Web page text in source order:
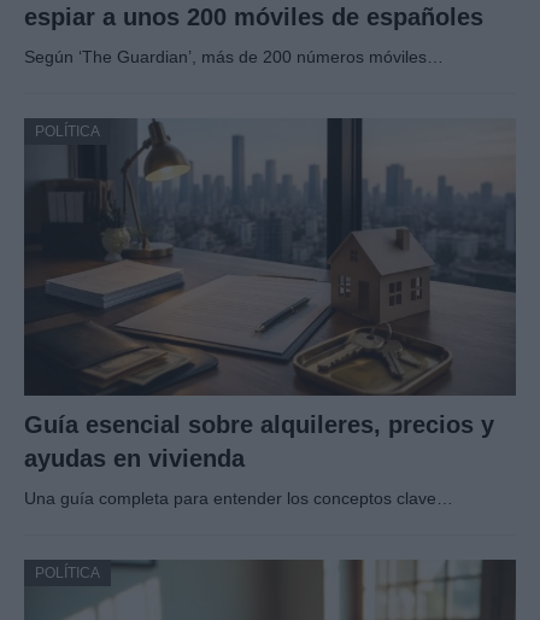
espiar a unos 200 móviles de españoles
Según ‘The Guardian’, más de 200 números móviles…
POLÍTICA
Guía esencial sobre alquileres, precios y
ayudas en vivienda
Una guía completa para entender los conceptos clave…
POLÍTICA